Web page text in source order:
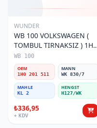
WUNDER
WB 100 VOLKSWAGEN (
TOMBUL TIRNAKSIZ ) 1H0
201 511 Yakıt/Benzin
Filtresi
WB 100
OEM
1H0 201 511
MANN
WK 830/7
MAHLE
KL 2
HENGST
H127/WK
₺336,95
+ KDV